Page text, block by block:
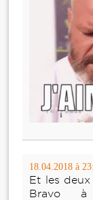
18.04.2018 à
Et les
Bravo